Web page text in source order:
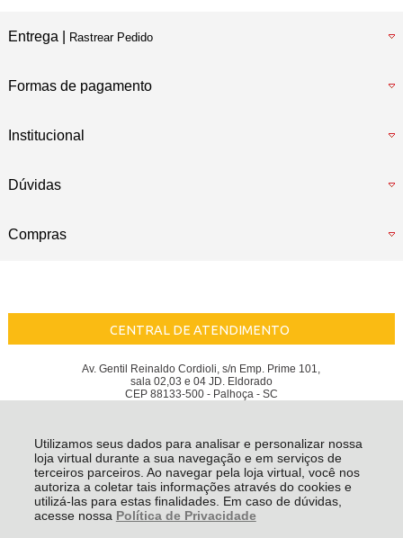
Utilizamos seus dados para analisar e personalizar nossa
loja virtual durante a sua navegação e em serviços de
terceiros parceiros. Ao navegar pela loja virtual, você nos
autoriza a coletar tais informações através do cookies e
utilizá-las para estas finalidades. Em caso de dúvidas,
acesse nossa Política de Privacidade
Entrega | Rastrear Pedido
Formas de pagamento
Institucional
Dúvidas
Compras
CENTRAL DE ATENDIMENTO
Av. Gentil Reinaldo Cordioli, s/n Emp. Prime 101,
sala 02,03 e 04 JD. Eldorado
CEP 88133-500 - Palhoça - SC
Todos os direitos reservados
- -2026